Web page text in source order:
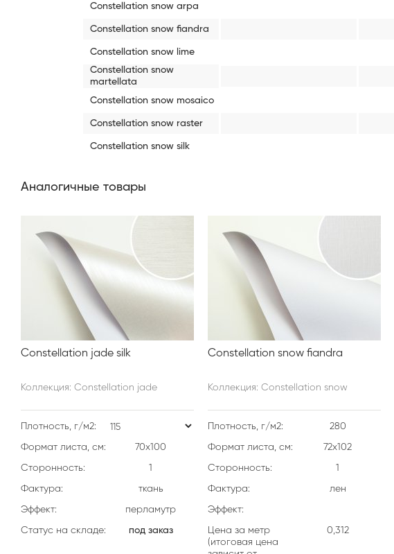
Constellation snow arpa
Constellation snow fiandra
Constellation snow lime
Constellation snow
martellata
Constellation snow mosaico
Constellation snow raster
Constellation snow silk
Аналогичные товары
Constellation jade silk
Коллекция: Constellation jade
Плотность, г/м2:
Формат листа, см: 70х100
Сторонность: 1
Фактура: ткань
Эффект: перламутр
Статус на складе: под заказ
Constellation snow fiandra
Коллекция: Constellation snow
Плотность, г/м2: 280
Формат листа, см: 72х102
Сторонность: 1
Фактура: лен
Эффект:
Цена за метр
(итоговая цена
0,312